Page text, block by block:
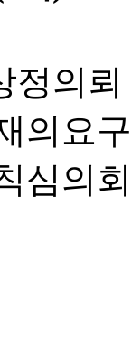
정의
의요
심의